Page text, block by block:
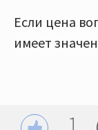
Если цена
имеет